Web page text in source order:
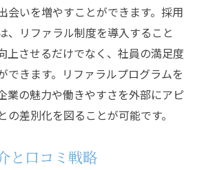
会いを増やすことができます。採用
、リファラル制度を導入すること
上させるだけでなく、社員の満足度
できます。リファラルプログラムを
業の魅力や働きやすさを外部にアピ
の差別化を図ることが可能です。
と口コミ戦略